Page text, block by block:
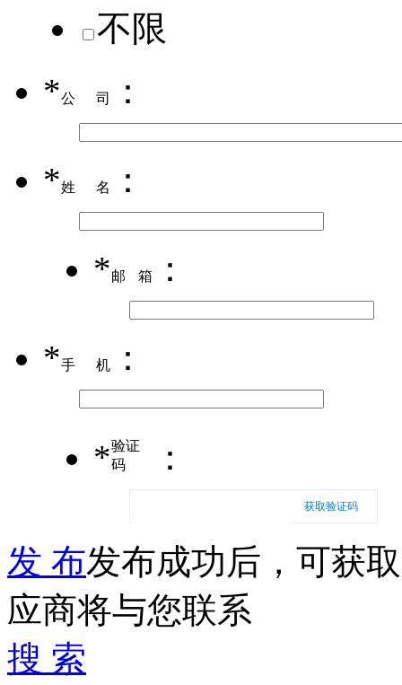
不限
*公司 ：
*姓名 ：
*邮箱 ：
*手机 ：
*验证
码
：
获取验证码
发 布发布成功后，可获
应商将与您联系
搜 索